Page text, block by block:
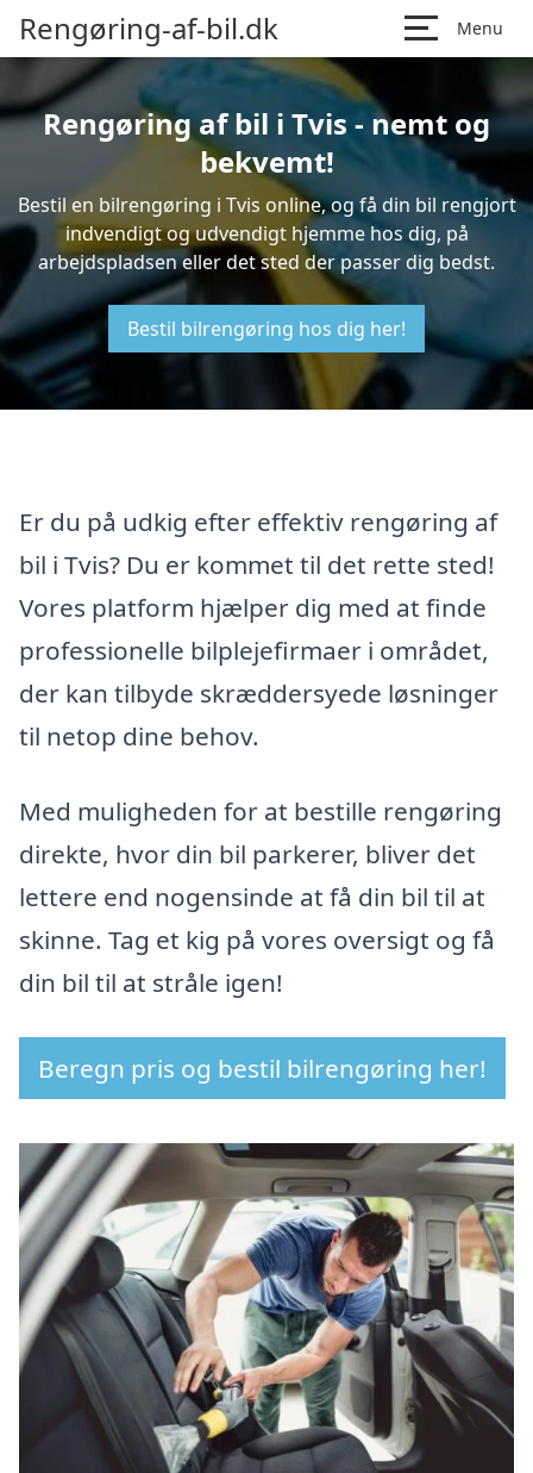
Rengøring-af-bil.dk Menu
Rengøring af bil i Tvis - nemt og
bekvemt!
Bestil en bilrengøring i Tvis online, og få din bil rengjort
indvendigt og udvendigt hjemme hos dig, på
arbejdspladsen eller det sted der passer dig bedst.
Bestil bilrengøring hos dig her!
Er du på udkig efter effektiv rengøring af
bil i Tvis? Du er kommet til det rette sted!
Vores platform hjælper dig med at finde
professionelle bilplejefirmaer i området,
der kan tilbyde skræddersyede løsninger
til netop dine behov.
Med muligheden for at bestille rengøring
direkte, hvor din bil parkerer, bliver det
lettere end nogensinde at få din bil til at
skinne. Tag et kig på vores oversigt og få
din bil til at stråle igen!
Beregn pris og bestil bilrengøring her!